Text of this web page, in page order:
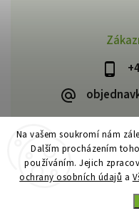
Na vašem soukromí nám
Dalším procházením
používáním. Jejich
ochrany osobních údajů a
Copyright 2026VIA
Vytvořil